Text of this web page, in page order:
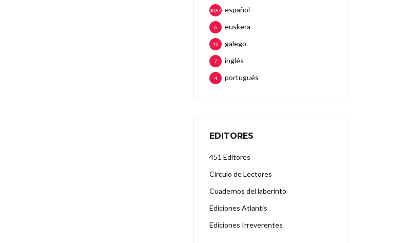
español
4084
euskera
6
galego
12
inglés
7
portugués
4
EDITORES
451 Editores
Círculo de Lectores
Cuadernos del laberinto
Ediciones Atlantis
Ediciones Irreverentes